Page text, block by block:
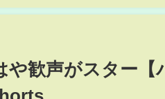
や歓声がスター